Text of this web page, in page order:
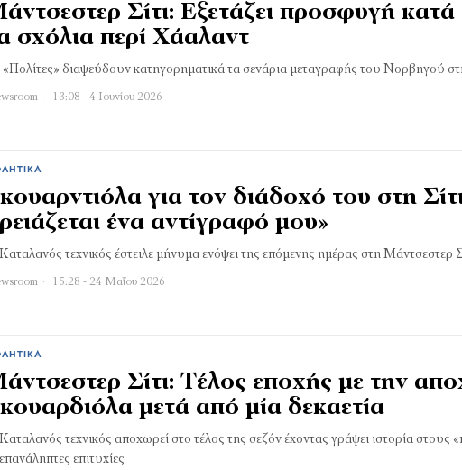
Σίτι: Εξετάζει προσφυγή κατά
σχόλια περί Χάαλαντ
«Πολίτες» διαψεύδουν κατηγορηματικά τα σενάρια μεταγραφής του Νορβηγού
13:08 - 4 Ιουνίου 2026
για τον διάδοχό του στη
ένα αντίγραφό μου»
τεχνικός έστειλε μήνυμα ενόψει της επόμενης ημέρας στη Μάντσεστερ
15:28 - 24 Μαΐου 2026
Σίτι: Τέλος εποχής με την
μετά από μία δεκαετία
τεχνικός αποχωρεί στο τέλος της σεζόν έχοντας γράψει ιστορία στους
επιτυχίες